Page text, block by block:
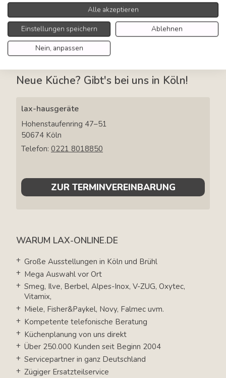
Neue Küche? Gibt's bei uns in Köln!
lax-hausgeräte
Hohenstaufenring 47–51
50674 Köln
Telefon: 0221 8018850
ZUR TERMINVEREINBARUNG
WARUM LAX-ONLINE.DE
Große Ausstellungen in Köln und Brühl
Mega Auswahl vor Ort
Smeg, Ilve, Berbel, Alpes-Inox, V-ZUG, Oxytec,
Vitamix,
Miele, Fisher&Paykel, Novy, Falmec uvm.
Kompetente telefonische Beratung
Küchenplanung von uns direkt
Über 250.000 Kunden seit Beginn 2004
Servicepartner in ganz Deutschland
Zügiger Ersatzteilservice
Alle akzeptieren
Einstellungen speichern
Ablehnen
Nein, anpassen